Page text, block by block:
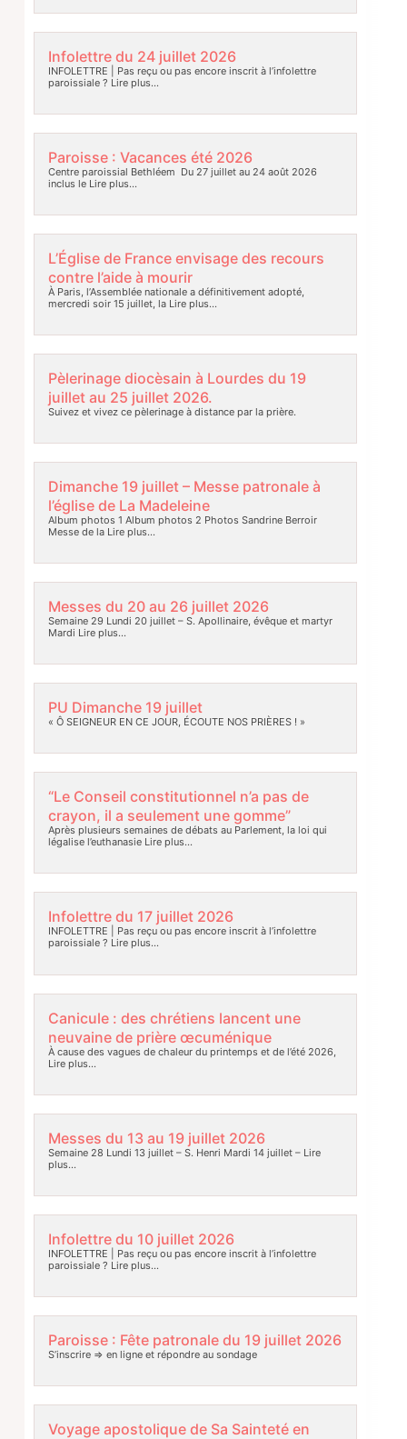
Infolettre du 24 juillet 2026
INFOLETTRE | Pas reçu ou pas encore inscrit à l’infolettre
paroissiale ? Lire plus…
Paroisse : Vacances été 2026
Centre paroissial Bethléem Du 27 juillet au 24 août 2026
inclus leLire plus…
L’Église de France envisage des recours
contre l’aide à mourir
À Paris, l’Assemblée nationale a définitivement adopté,
mercredi soir 15 juillet, laLire plus…
Pèlerinage diocèsain à Lourdes du 19
juillet au 25 juillet 2026.
Suivez et vivez ce pèlerinage à distance par la prière.
Dimanche 19 juillet – Messe patronale à
l’église de La Madeleine
Album photos 1 Album photos 2 Photos Sandrine Berroir
Messe de laLire plus…
Messes du 20 au 26 juillet 2026
Semaine 29 Lundi 20 juillet – S. Apollinaire, évêque et martyr
Mardi Lire plus…
PU Dimanche 19 juillet
« Ô SEIGNEUR EN CE JOUR, ÉCOUTE NOS PRIÈRES ! »
“Le Conseil constitutionnel n’a pas de
crayon, il a seulement une gomme”
Après plusieurs semaines de débats au Parlement, la loi qui
légalise l’euthanasieLire plus…
Infolettre du 17 juillet 2026
INFOLETTRE | Pas reçu ou pas encore inscrit à l’infolettre
paroissiale ? Lire plus…
Canicule : des chrétiens lancent une
neuvaine de prière œcuménique
À cause des vagues de chaleur du printemps et de l’été 2026,
Lire plus…
Messes du 13 au 19 juillet 2026
Semaine 28 Lundi 13 juillet – S. Henri Mardi 14 juillet –Lire
plus…
Infolettre du 10 juillet 2026
INFOLETTRE | Pas reçu ou pas encore inscrit à l’infolettre
paroissiale ? Lire plus…
Paroisse : Fête patronale du 19 juillet 2026
S’inscrire => en ligne et répondre au sondage
Voyage apostolique de Sa Sainteté en